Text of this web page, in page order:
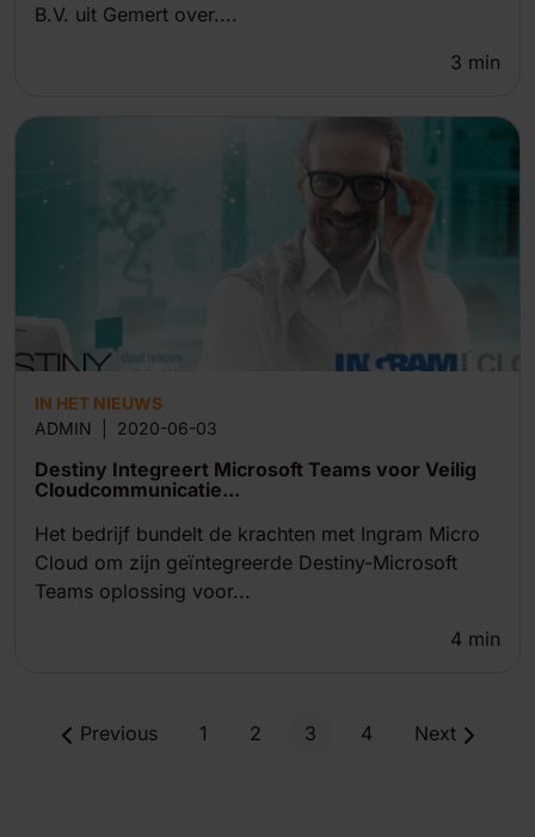
B.V. uit Gemert over....
3 min
IN HET NIEUWS
ADMIN
2020-06-03
Destiny Integreert Microsoft Teams voor Veilig
Cloudcommunicatie...
Het bedrijf bundelt de krachten met Ingram Micro
Cloud om zijn geïntegreerde Destiny-Microsoft
Teams oplossing voor...
4 min
Previous 1 2 3 4 Next